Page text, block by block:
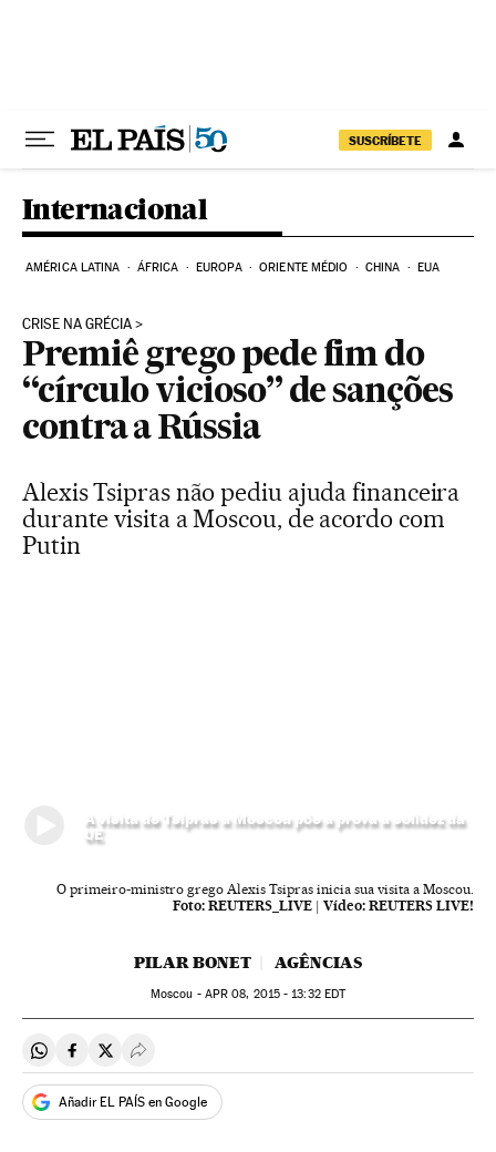
SUSCRÍBETE
Internacional
AMÉRICA LATINA ÁFRICA EUROPA ORIENTE MÉDIO CHINA EUA
CRISE NA GRÉCIA
Premiê grego pede fim do
“círculo vicioso” de sanções
contra a Rússia
Alexis Tsipras não pediu ajuda financeira
durante visita a Moscou, de acordo com
Putin
A visita de Tsipras a Moscou põe a prova a solidez da
UE
O primeiro-ministro grego Alexis Tsipras inicia sua visita a Moscou.
Foto: REUTERS_LIVE | Vídeo: REUTERS LIVE!
PILAR BONET AGÊNCIAS
Moscou - APR 08, 2015 - 13:32EDT
Compartir en Whatsapp
Compartir en Facebook
Compartir en Twitter
Desplegar Redes Sociales
Añadir EL PAÍS en Google